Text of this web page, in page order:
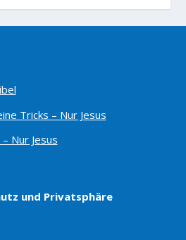
Tricks – Nur Jesus
Nur Jesus
und Privatsphäre